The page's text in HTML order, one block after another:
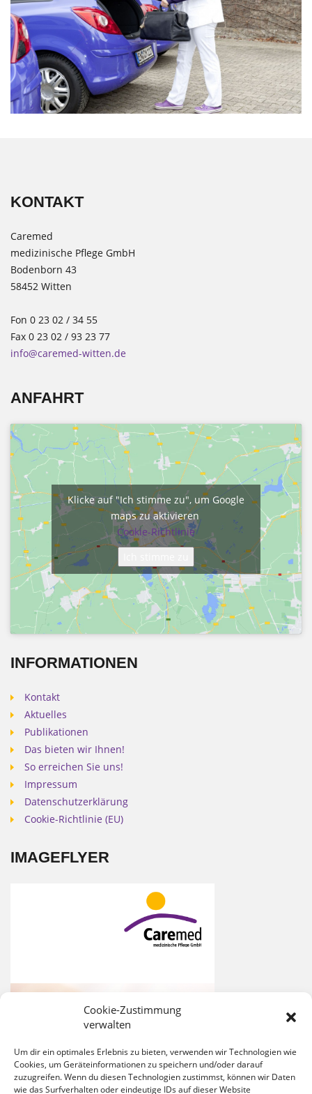
Cookie-Zustimmung
verwalten
Um dir ein optimales Erlebnis zu bieten, verwenden wir Technologien wie
Cookies, um Geräteinformationen zu speichern und/oder darauf
zuzugreifen. Wenn du diesen Technologien zustimmst, können wir Daten
wie das Surfverhalten oder eindeutige IDs auf dieser Website
KONTAKT
Caremed
medizinische Pflege GmbH
Bodenborn 43
58452 Witten
Fon 0 23 02 / 34 55
Fax 0 23 02 / 93 23 77
info@caremed-witten.de
ANFAHRT
Klicke auf "Ich stimme zu", um Google
maps zu aktivieren
Cookie-Richtlinie
INFORMATIONEN
Kontakt
Aktuelles
Publikationen
Das bieten wir Ihnen!
So erreichen Sie uns!
Impressum
Datenschutzerklärung
Cookie-Richtlinie (EU)
IMAGEFLYER